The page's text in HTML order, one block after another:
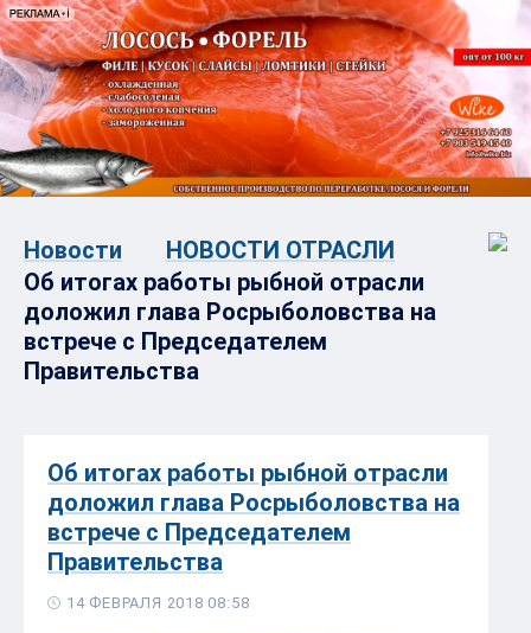
Новости
НОВОСТИ ОТРАСЛИ
Об итогах работы рыбной отрасли
доложил глава Росрыболовства на
встрече с Председателем
Правительства
Об итогах работы рыбной отрасли
доложил глава Росрыболовства на
встрече с Председателем
Правительства
14 ФЕВРАЛЯ 2018 08:58